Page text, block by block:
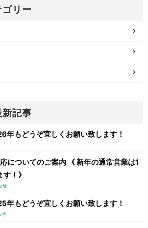
リー
記事
年もどうぞ宜しくお願い致します！
についてのご案内 《 新年の通常営業は1
！》
せ
年もどうぞ宜しくお願い致します！
せ